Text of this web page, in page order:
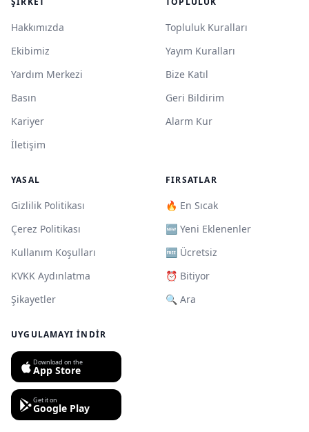
Hakkımızda
Ekibimiz
Yardım Merkezi
Basın
Kariyer
İletişim
Topluluk Kuralları
Yayım Kuralları
Bize Katıl
Geri Bildirim
Alarm Kur
YASAL
Gizlilik Politikası
Çerez Politikası
Kullanım Koşulları
KVKK Aydınlatma
Şikayetler
FIRSATLAR
🔥 En Sıcak
🆕 Yeni Eklenenler
🆓 Ücretsiz
⏰ Bitiyor
🔍 Ara
UYGULAMAYI İNDIR
Download on the
App Store
Get it on
Google Play